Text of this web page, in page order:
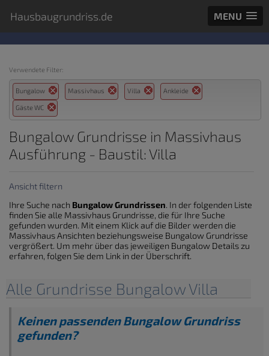
Hausbaugrundriss.de MENU
Verwendete Filter:
Bungalow Massivhaus Villa Ankleide
Gäste WC
Bungalow Grundrisse in Massivhaus
Ausführung - Baustil: Villa
Ansicht filtern
Ihre Suche nach Bungalow Grundrissen. In der folgenden Liste
finden Sie alle Massivhaus Grundrisse, die für Ihre Suche
gefunden wurden. Mit einem Klick auf die Bilder werden die
Massivhaus Ansichten beziehungsweise Bungalow Grundrisse
vergrößert. Um mehr über das jeweiligen Bungalow Details zu
erfahren, folgen Sie dem Link in der Überschrift.
Alle Grundrisse Bungalow Villa
Keinen passenden Bungalow Grundriss
gefunden?